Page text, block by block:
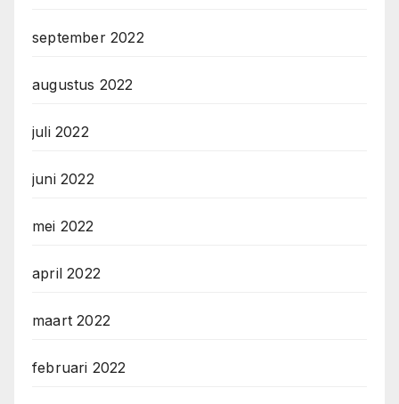
september 2022
augustus 2022
juli 2022
juni 2022
mei 2022
april 2022
maart 2022
februari 2022